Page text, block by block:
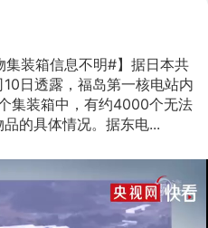
集装箱信息不明#】据日本共
日透露，福岛第一核电站内
集装箱中，有约4000个无法
的具体情况。据东电...